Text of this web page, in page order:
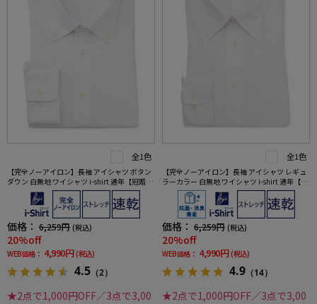
全1色
【完全ノーアイロン】長袖 アイシャツ ボタン
ダウン 白無地 ワイシャツ i-shirt 通年【冠婚葬
祭/リクルート使用可】
価格： 6,259円 (税込)
20%off
WEB価格： 4,990円 (税込)
4.5 （2）
★2点で1,000円OFF／3点で3,00
全1色
【完全ノーアイロン】長袖 アイシャツ レギュ
ラーカラー 白無地 ワイシャツ i-shirt 通年【冠
婚葬祭/リクルート使用可】
価格： 6,259円 (税込)
20%off
WEB価格： 4,990円 (税込)
4.9 （14）
★2点で1,000円OFF／3点で3,00